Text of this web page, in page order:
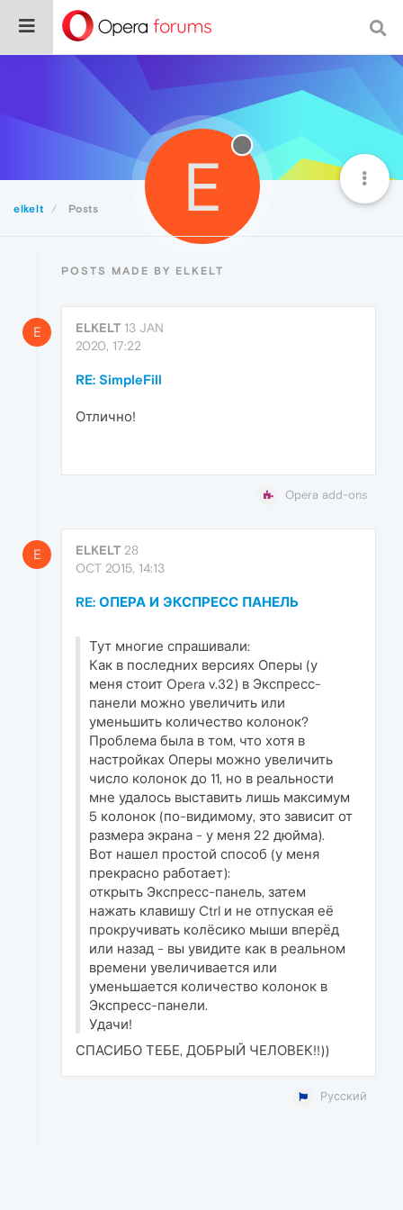
elkelt Posts E
POSTS MADE BY ELKELT
E ELKELT 13 JAN
2020, 17:22
RE: SimpleFill
Отлично!
Opera add-ons
E ELKELT 28
OCT 2015, 14:13
RE: ОПЕРА И ЭКСПРЕСС ПАНЕЛЬ
Тут многие спрашивали:
Как в последних версиях Оперы (у
меня стоит Opera v.32) в Экспресс-
панели можно увеличить или
уменьшить количество колонок?
Проблема была в том, что хотя в
настройках Оперы можно увеличить
число колонок до 11, но в реальности
мне удалось выставить лишь максимум
5 колонок (по-видимому, это зависит от
размера экрана - у меня 22 дюйма).
Вот нашел простой способ (у меня
прекрасно работает):
открыть Экспресс-панель, затем
нажать клавишу Ctrl и не отпуская её
прокручивать колёсико мыши вперёд
или назад - вы увидите как в реальном
времени увеличивается или
уменьшается количество колонок в
Экспресс-панели.
Удачи!
СПАСИБО ТЕБЕ, ДОБРЫЙ ЧЕЛОВЕК!!))
Русский